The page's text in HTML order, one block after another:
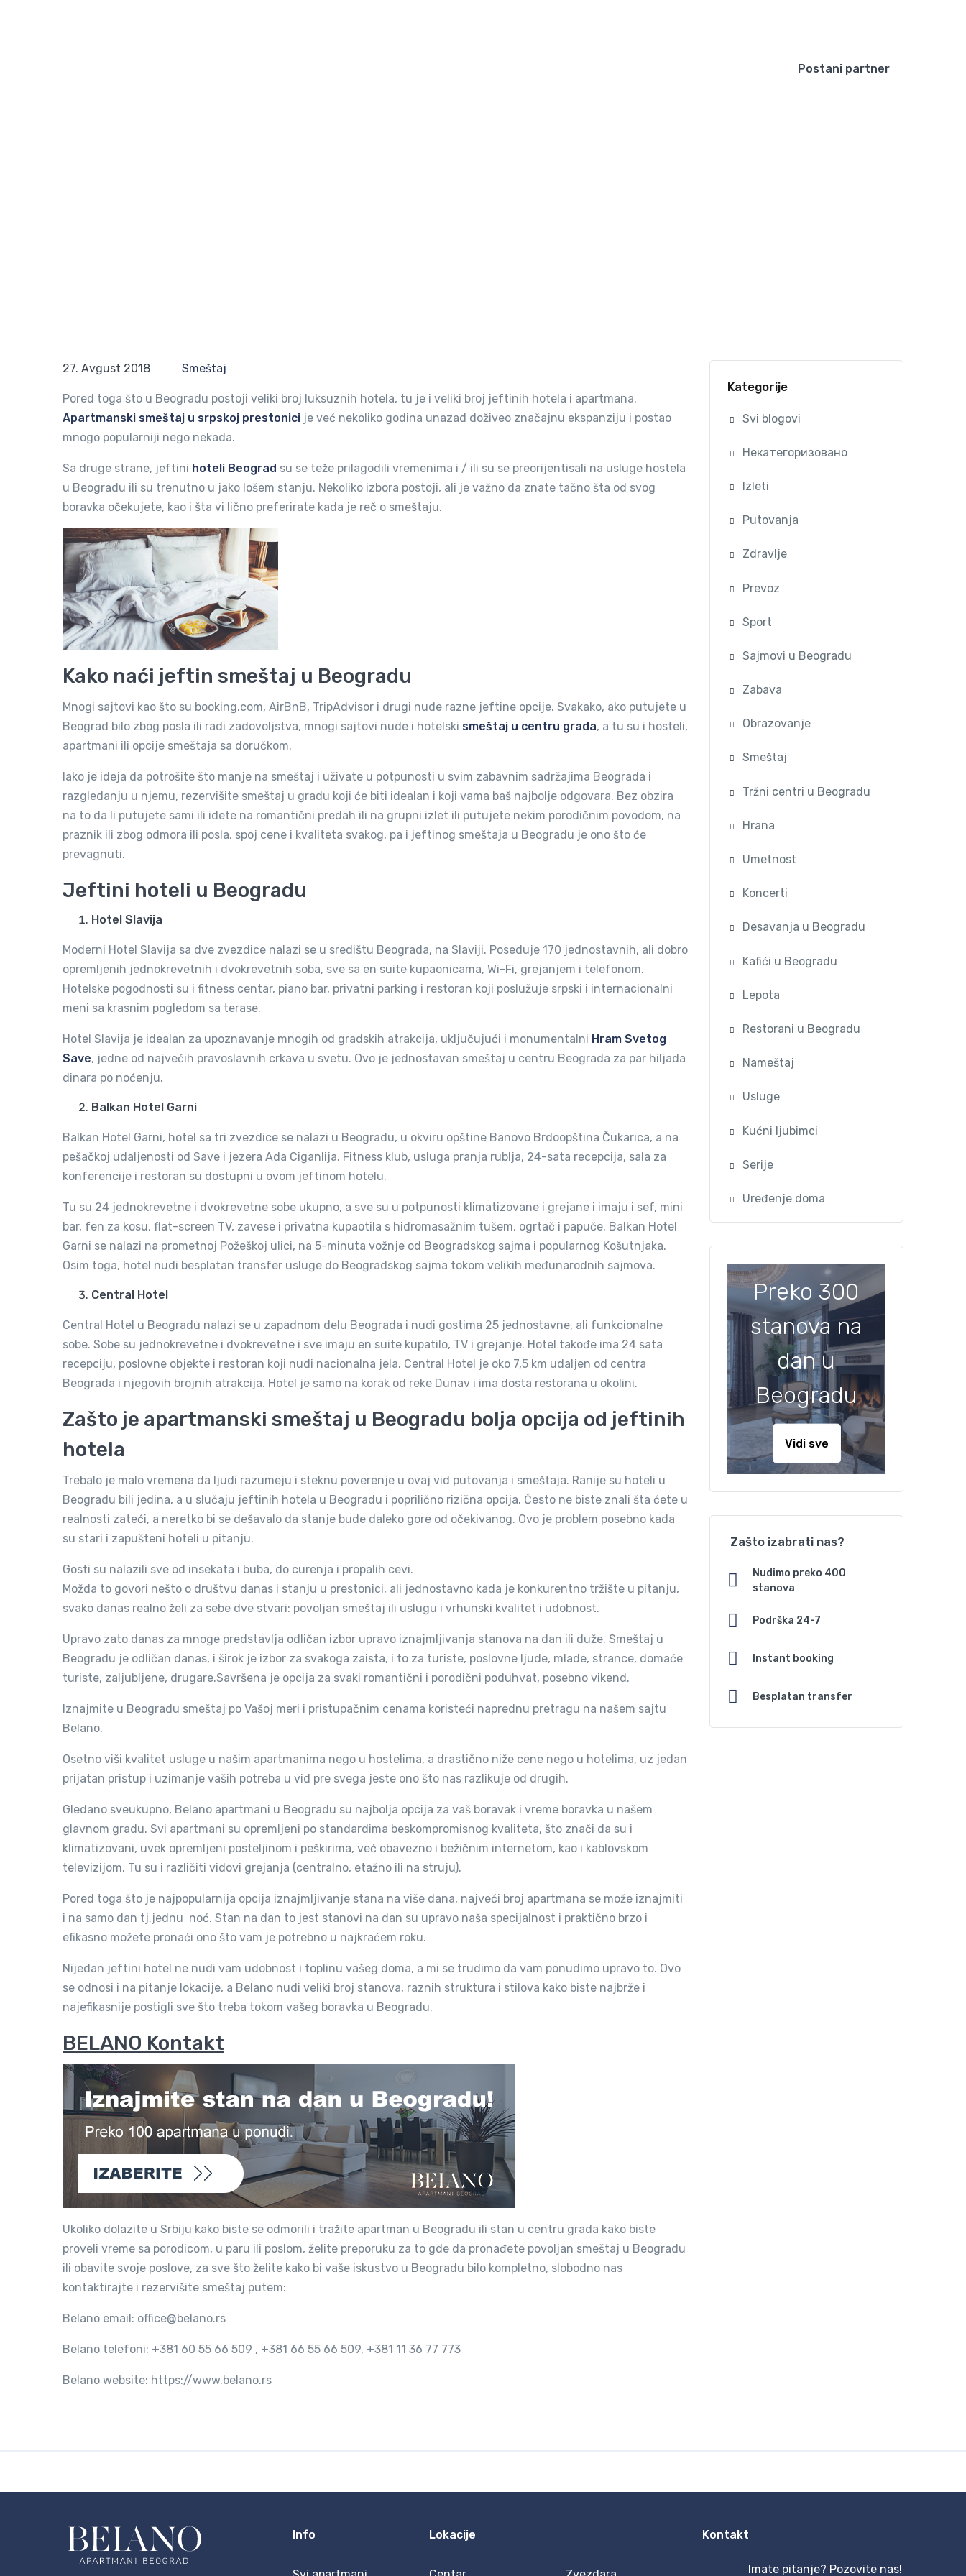
Postani partner
27. Avgust 2018 Smeštaj
Pored toga što u Beogradu postoji veliki broj luksuznih hotela, tu je i veliki broj jeftinih hotela i apartmana.
Apartmanski smeštaj u srpskoj prestonici je već nekoliko godina unazad doživeo značajnu ekspanziju i postao
mnogo popularniji nego nekada.
Sa druge strane, jeftini hoteli Beograd su se teže prilagodili vremenima i / ili su se preorijentisali na usluge hostela
u Beogradu ili su trenutno u jako lošem stanju. Nekoliko izbora postoji, ali je važno da znate tačno šta od svog
boravka očekujete, kao i šta vi lično preferirate kada je reč o smeštaju.
Kako naći jeftin smeštaj u Beogradu
Mnogi sajtovi kao što su booking.com, AirBnB, TripAdvisor i drugi nude razne jeftine opcije. Svakako, ako putujete u
Beograd bilo zbog posla ili radi zadovoljstva, mnogi sajtovi nude i hotelski smeštaj u centru grada, a tu su i hosteli,
apartmani ili opcije smeštaja sa doručkom.
Iako je ideja da potrošite što manje na smeštaj i uživate u potpunosti u svim zabavnim sadržajima Beograda i
razgledanju u njemu, rezervišite smeštaj u gradu koji će biti idealan i koji vama baš najbolje odgovara. Bez obzira
na to da li putujete sami ili idete na romantični predah ili na grupni izlet ili putujete nekim porodičnim povodom, na
praznik ili zbog odmora ili posla, spoj cene i kvaliteta svakog, pa i jeftinog smeštaja u Beogradu je ono što će
prevagnuti.
Jeftini hoteli u Beogradu
Hotel Slavija
Moderni Hotel Slavija sa dve zvezdice nalazi se u središtu Beograda, na Slaviji. Poseduje 170 jednostavnih, ali dobro
opremljenih jednokrevetnih i dvokrevetnih soba, sve sa en suite kupaonicama, Wi-Fi, grejanjem i telefonom.
Hotelske pogodnosti su i fitness centar, piano bar, privatni parking i restoran koji poslužuje srpski i internacionalni
meni sa krasnim pogledom sa terase.
Hotel Slavija je idealan za upoznavanje mnogih od gradskih atrakcija, uključujući i monumentalni Hram Svetog
Save, jedne od najvećih pravoslavnih crkava u svetu. Ovo je jednostavan smeštaj u centru Beograda za par hiljada
dinara po noćenju.
Balkan Hotel Garni
Balkan Hotel Garni, hotel sa tri zvezdice se nalazi u Beogradu, u okviru opštine Banovo Brdoopština Čukarica, a na
pešačkoj udaljenosti od Save i jezera Ada Ciganlija. Fitness klub, usluga pranja rublja, 24-sata recepcija, sala za
konferencije i restoran su dostupni u ovom jeftinom hotelu.
Tu su 24 jednokrevetne i dvokrevetne sobe ukupno, a sve su u potpunosti klimatizovane i grejane i imaju i sef, mini
bar, fen za kosu, flat-screen TV, zavese i privatna kupaotila s hidromasažnim tušem, ogrtač i papuče. Balkan Hotel
Garni se nalazi na prometnoj Požeškoj ulici, na 5-minuta vožnje od Beogradskog sajma i popularnog Košutnjaka.
Osim toga, hotel nudi besplatan transfer usluge do Beogradskog sajma tokom velikih međunarodnih sajmova.
Central Hotel
Central Hotel u Beogradu nalazi se u zapadnom delu Beograda i nudi gostima 25 jednostavne, ali funkcionalne
sobe. Sobe su jednokrevetne i dvokrevetne i sve imaju en suite kupatilo, TV i grejanje. Hotel takođe ima 24 sata
recepciju, poslovne objekte i restoran koji nudi nacionalna jela. Central Hotel je oko 7,5 km udaljen od centra
Beograda i njegovih brojnih atrakcija. Hotel je samo na korak od reke Dunav i ima dosta restorana u okolini.
Zašto je apartmanski smeštaj u Beogradu bolja opcija od jeftinih
hotela
Trebalo je malo vremena da ljudi razumeju i steknu poverenje u ovaj vid putovanja i smeštaja. Ranije su hoteli u
Beogradu bili jedina, a u slučaju jeftinih hotela u Beogradu i poprilično rizična opcija. Često ne biste znali šta ćete u
realnosti zateći, a neretko bi se dešavalo da stanje bude daleko gore od očekivanog. Ovo je problem posebno kada
su stari i zapušteni hoteli u pitanju.
Gosti su nalazili sve od insekata i buba, do curenja i propalih cevi.
Možda to govori nešto o društvu danas i stanju u prestonici, ali jednostavno kada je konkurentno tržište u pitanju,
svako danas realno želi za sebe dve stvari: povoljan smeštaj ili uslugu i vrhunski kvalitet i udobnost.
Upravo zato danas za mnoge predstavlja odličan izbor upravo iznajmljivanja stanova na dan ili duže. Smeštaj u
Beogradu je odličan danas, i širok je izbor za svakoga zaista, i to za turiste, poslovne ljude, mlade, strance, domaće
turiste, zaljubljene, drugare.Savršena je opcija za svaki romantični i porodični poduhvat, posebno vikend.
Iznajmite u Beogradu smeštaj po Vašoj meri i pristupačnim cenama koristeći naprednu pretragu na našem sajtu
Belano.
Osetno viši kvalitet usluge u našim apartmanima nego u hostelima, a drastično niže cene nego u hotelima, uz jedan
prijatan pristup i uzimanje vaših potreba u vid pre svega jeste ono što nas razlikuje od drugih.
Gledano sveukupno, Belano apartmani u Beogradu su najbolja opcija za vaš boravak i vreme boravka u našem
glavnom gradu. Svi apartmani su opremljeni po standardima beskompromisnog kvaliteta, što znači da su i
klimatizovani, uvek opremljeni posteljinom i peškirima, već obavezno i bežičnim internetom, kao i kablovskom
televizijom. Tu su i različiti vidovi grejanja (centralno, etažno ili na struju).
Pored toga što je najpopularnija opcija iznajmljivanje stana na više dana, najveći broj apartmana se može iznajmiti
i na samo dan tj.jednu noć. Stan na dan to jest stanovi na dan su upravo naša specijalnost i praktično brzo i
efikasno možete pronaći ono što vam je potrebno u najkraćem roku.
Nijedan jeftini hotel ne nudi vam udobnost i toplinu vašeg doma, a mi se trudimo da vam ponudimo upravo to. Ovo
se odnosi i na pitanje lokacije, a Belano nudi veliki broj stanova, raznih struktura i stilova kako biste najbrže i
najefikasnije postigli sve što treba tokom vašeg boravka u Beogradu.
BELANO Kontakt
Ukoliko dolazite u Srbiju kako biste se odmorili i tražite apartman u Beogradu ili stan u centru grada kako biste
proveli vreme sa porodicom, u paru ili poslom, želite preporuku za to gde da pronađete povoljan smeštaj u Beogradu
ili obavite svoje poslove, za sve što želite kako bi vaše iskustvo u Beogradu bilo kompletno, slobodno nas
kontaktirajte i rezervišite smeštaj putem:
Belano email: office@belano.rs
Belano telefoni: +381 60 55 66 509 , +381 66 55 66 509, +381 11 36 77 773
Belano website: https://www.belano.rs
Kategorije
Svi blogovi
Некатегоризовано
Izleti
Putovanja
Zdravlje
Prevoz
Sport
Sajmovi u Beogradu
Zabava
Obrazovanje
Smeštaj
Tržni centri u Beogradu
Hrana
Umetnost
Koncerti
Desavanja u Beogradu
Kafići u Beogradu
Lepota
Restorani u Beogradu
Nameštaj
Usluge
Kućni ljubimci
Serije
Uređenje doma
Preko 300
stanova na
dan u
Beogradu
Vidi sve
Zašto izabrati nas?
Nudimo preko 400
stanova
Podrška 24-7
Instant booking
Besplatan transfer
Info Lokacije Kontakt
Imate pitanje? Pozovite nas!